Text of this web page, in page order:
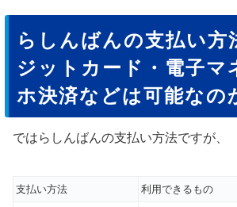
らしんばんの支払い方
ジットカード・電子マ
ホ決済などは可能なの
ではらしんばんの支払い方法ですが、
支払い方法 利用できるもの